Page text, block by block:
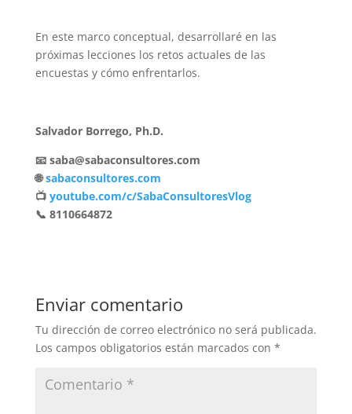
En este marco conceptual, desarrollaré en las
próximas lecciones los retos actuales de las
encuestas y cómo enfrentarlos.
Salvador Borrego, Ph.D.
📧 saba@sabaconsultores.com
🌐sabaconsultores.com
📺 youtube.com/c/SabaConsultoresVlog
📞 8110664872
Enviar comentario
Tu dirección de correo electrónico no será publicada.
Los campos obligatorios están marcados con *